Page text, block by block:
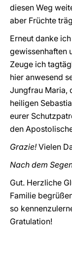
diesen Weg
aber Früchte
Erneut danke
gewissenhaften
Zeuge ich
hier anwesend
Jungfrau Maria,
heiligen
eurer
den
Grazie!Vielen
Nach dem
Gut. Herzliche
Familie
so
Gratulation!